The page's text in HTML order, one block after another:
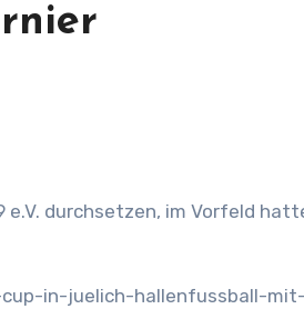
e.V. durchsetzen, im Vorfeld
in-juelich-hallenfussball-